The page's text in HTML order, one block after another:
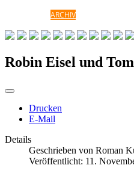
ARCHIV
Robin Eisel und
Drucken
E-Mail
Details
Geschrieben von Roman
Veröffentlicht: 11.